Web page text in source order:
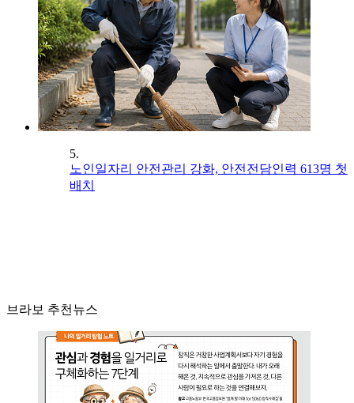
5.
노인일자리 안전관리 강화, 안전전담인력 613명 첫
배치
브라보 추천뉴스